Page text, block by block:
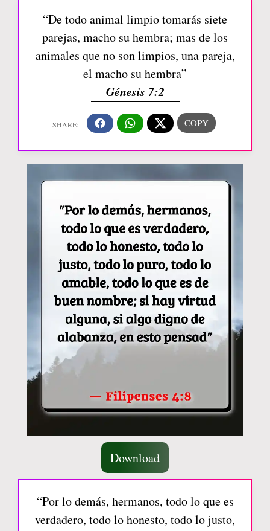
“De todo animal limpio tomarás siete
parejas, macho su hembra; mas de los
animales que no son limpios, una pareja,
el macho su hembra”
Génesis 7:2
Download
“Por lo demás, hermanos, todo lo que es
verdadero, todo lo honesto, todo lo justo,